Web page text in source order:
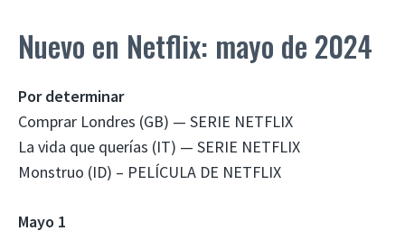
Nuevo en Netflix: mayo de 2024
Por determinar
Comprar Londres (GB) — SERIE NETFLIX
La vida que querías (IT) — SERIE NETFLIX
Monstruo (ID) – PELÍCULA DE NETFLIX
Mayo 1